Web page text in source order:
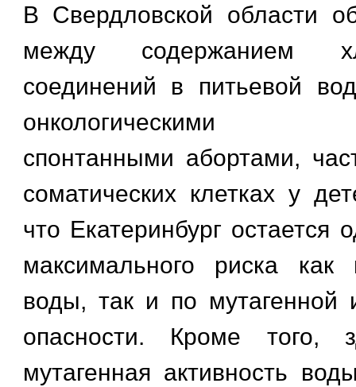
В Свердловской области
между содержанием
соединений в питьевой
онкологическими
спонтанными абортами,
соматических клетках у
что Екатеринбург остается
максимального риска как
воды, так и по мутагенной
опасности. Кроме того,
мутагенная активность